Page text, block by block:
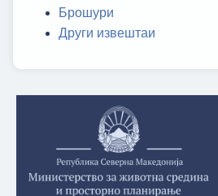
Брошури
Други извештаи